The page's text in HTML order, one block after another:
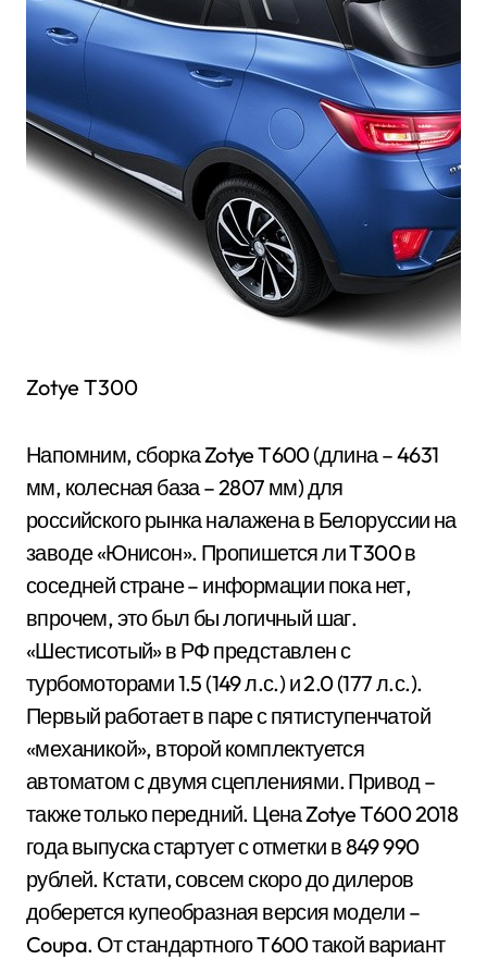
Zotye T300
Напомним, сборка Zotye T600 (длина – 4631
мм, колесная база – 2807 мм) для
российского рынка налажена в Белоруссии на
заводе «Юнисон». Пропишется ли T300 в
соседней стране – информации пока нет,
впрочем, это был бы логичный шаг.
«Шестисотый» в РФ представлен с
турбомоторами 1.5 (149 л.с.) и 2.0 (177 л.с.).
Первый работает в паре с пятиступенчатой
«механикой», второй комплектуется
автоматом с двумя сцеплениями. Привод –
также только передний. Цена Zotye T600 2018
года выпуска стартует с отметки в 849 990
рублей. Кстати, совсем скоро до дилеров
доберется купеобразная версия модели –
Coupa. От стандартного T600 такой вариант